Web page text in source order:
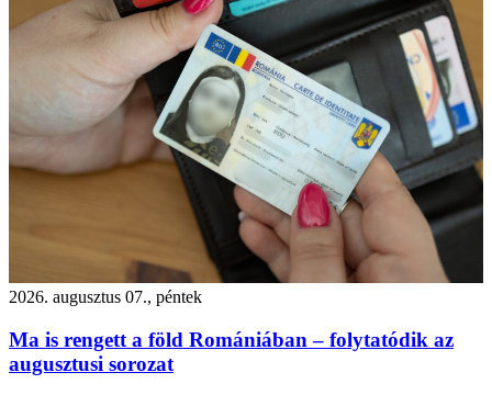
2026. augusztus 07., péntek
Ma is rengett a föld Romániában – folytatódik az
augusztusi sorozat